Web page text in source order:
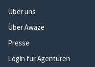
Über uns
Über Awaze
Presse
Login für Agenturen